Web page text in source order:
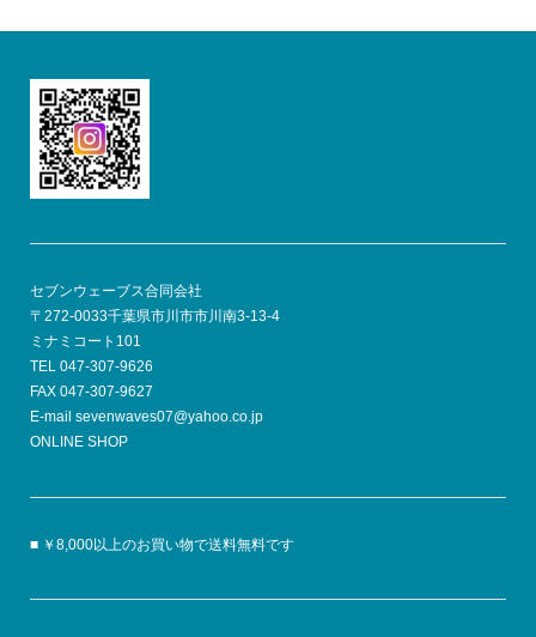
セブンウェーブス合同会社
〒272-0033千葉県市川市市川南3-13-4
ミナミコート101
TEL 047-307-9626
FAX 047-307-9627
E-mail sevenwaves07@yahoo.co.jp
ONLINE SHOP
■ ￥8,000以上のお買い物で送料無料です